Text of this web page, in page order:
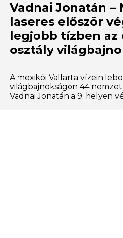
Vadnai Jonatán –
laseres először
legjobb tízben az
osztály
A mexikói Vallarta vízein
világbajnokságon 44 nemzet
Vadnai Jonatán a 9. helyen